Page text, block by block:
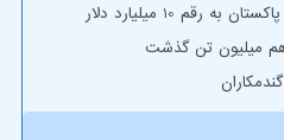
10 میلیارد دلار